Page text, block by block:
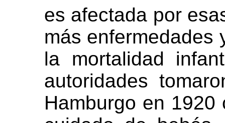
es afectada por
más enfermedades
la mortalidad
autoridades
Hamburgo en